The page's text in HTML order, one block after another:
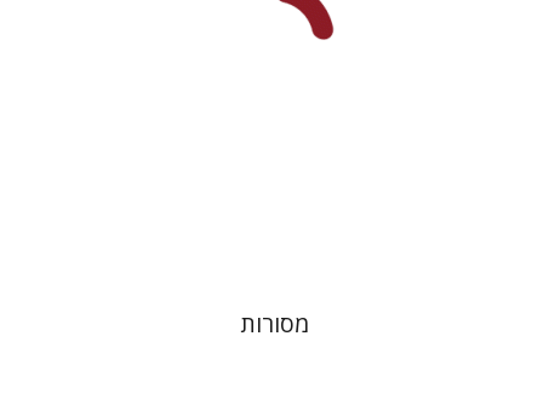
מסורות